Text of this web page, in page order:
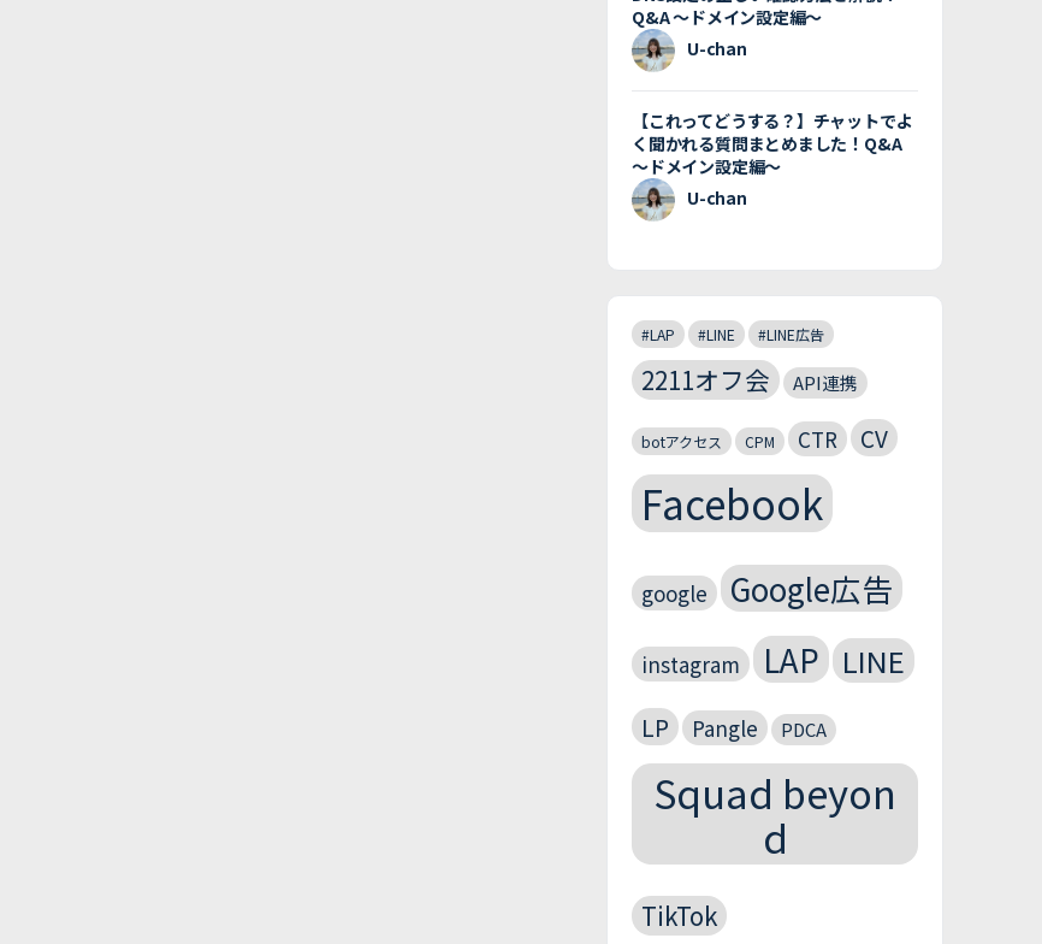
Q&A 〜ドメイン設定編〜
U-chan
【これってどうする？】チャットでよ
く聞かれる質問まとめました！Q&A
〜ドメイン設定編〜
U-chan
#LAP #LINE #LINE広告
2211オフ会 API連携
botアクセス CPM CTR CV
Facebook
google Google広告
instagram LAP LINE
LP Pangle PDCA
Squad beyon
d
TikTok